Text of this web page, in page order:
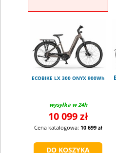
ECOBIKE LX 300 ONYX 900Wh
wysyłka w 24h
10 099 zł
Cena katalogowa: 10 699 zł